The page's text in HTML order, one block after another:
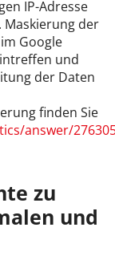
IP-Adresse
Maskierung der
Google
und
der Daten
finden Sie
answer/
zu
und